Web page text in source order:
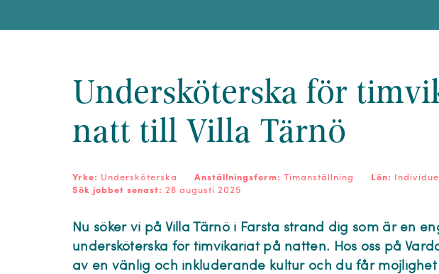
Undersköterska för
natt till Villa Tärnö
Yrke: Undersköterska Anställningsform: Timanställning Lön:
Sök jobbet senast: 28 augusti 2025
Nu söker vi på Villa Tärnö i Farsta strand dig som är en
undersköterska för timvikariat på natten. Hos oss på
av en vänlig och inkluderande kultur och du får